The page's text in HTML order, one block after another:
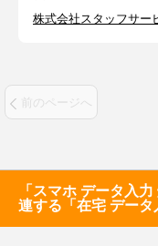
株式会社スタッフサー
前のページへ
「スマホ データ入
連する「在宅 デー